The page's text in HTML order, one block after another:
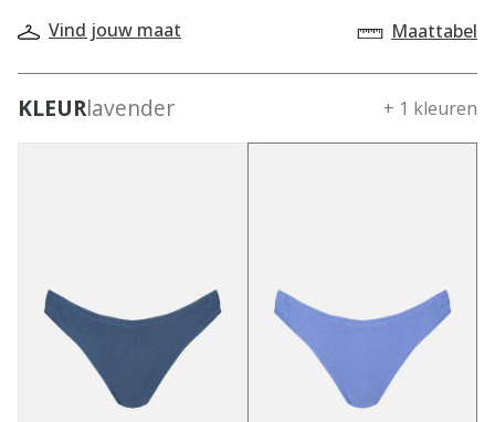
Vind jouw maat Maattabel
KLEURlavender + 1 kleuren